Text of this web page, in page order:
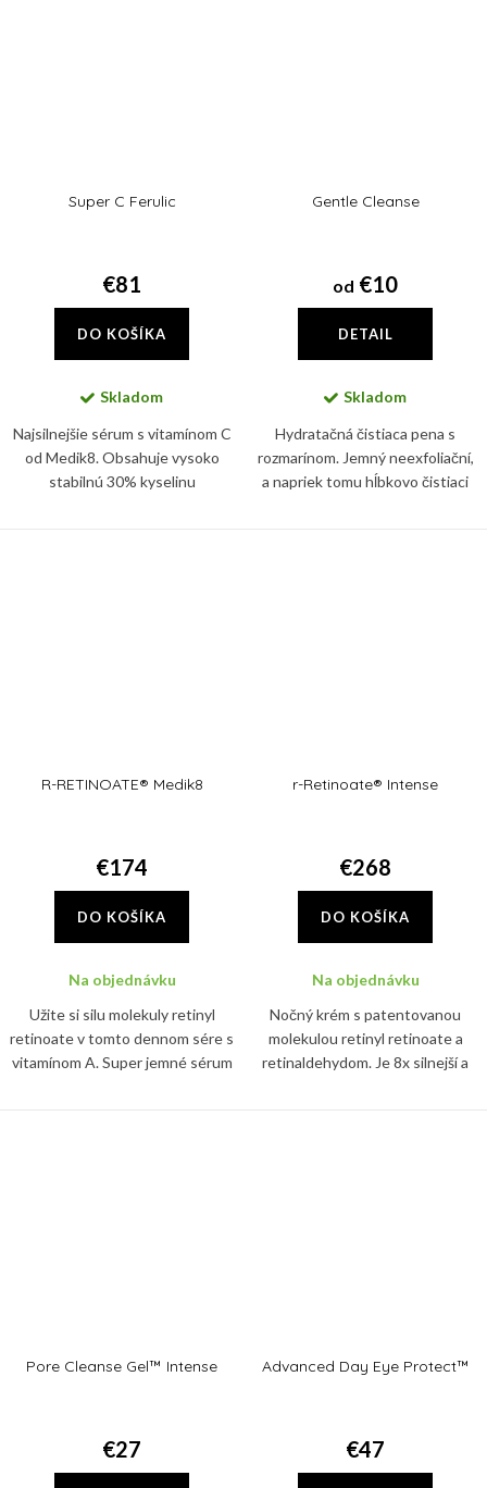
Super C Ferulic
€81
DO KOŠÍKA
Skladom
Najsilnejšie sérum s vitamínom C
od Medik8. Obsahuje vysoko
stabilnú 30% kyselinu
Gentle Cleanse
od €10
DETAIL
Skladom
Hydratačná čistiaca pena s
rozmarínom. Jemný neexfoliační,
a napriek tomu hĺbkovo čistiaci
R-RETINOATE® Medik8
€174
DO KOŠÍKA
Na objednávku
Užite si silu molekuly retinyl
retinoate v tomto dennom sére s
vitamínom A. Super jemné sérum
r-Retinoate® Intense
€268
DO KOŠÍKA
Na objednávku
Nočný krém s patentovanou
molekulou retinyl retinoate a
retinaldehydom. Je 8x silnejší a
Pore Cleanse Gel™ Intense
€27
Advanced Day Eye Protect™
€47